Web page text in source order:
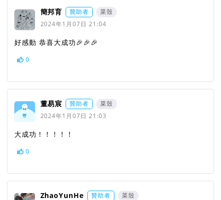
簡邦育 贊助者
菜殼
2024年1月07日 21:04
好感動 恭喜大成功🎉🎉🎉
0
董易宸 贊助者
菜殼
2024年1月07日 21:03
大成功！！！！！
0
ZhaoYunHe 贊助者
菜殼